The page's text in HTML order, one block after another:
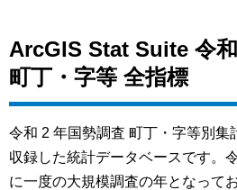
ArcGIS Stat Suite 令
町丁・字等 全指標
令和 2 年国勢調査 町丁・字等別集
収録した統計データベースです。
に一度の大規模調査の年となって